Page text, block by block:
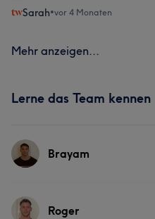
Sarah•vor 4 Monaten
Mehr anzeigen...
Lerne das Team kennen
Brayam
Services
Roger